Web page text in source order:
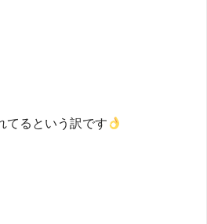
てるという訳です